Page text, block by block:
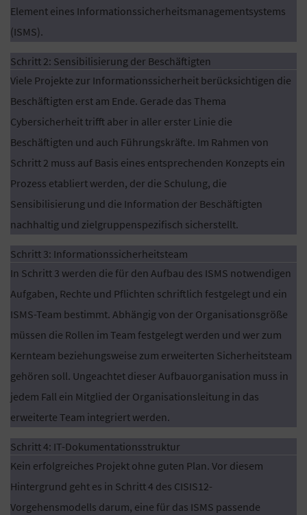
Element eines Informationssicherheitsmanagementsystems
(ISMS).
Schritt 2: Sensibilisierung der Beschäftigten
Viele Projekte zur Informationssicherheit berücksichtigen die
Beschäftigten erst am Ende. Gerade das Thema
Cybersicherheit trifft aber in aller erster Linie die
Beschäftigten und auch Führungskräfte. Im Rahmen von
Schritt 2 muss auf Basis eines entsprechenden Konzepts ein
Prozess etabliert werden, der die Schulung, die
Sensibilisierung und die Information der Beschäftigten
nachhaltig und zielgruppenspezifisch sicherstellt.
Schritt 3: Informationssicherheitsteam
In Schritt 3 werden die für den Aufbau des ISMS notwendigen
Aufgaben, Rechte und Pflichten schriftlich festgelegt und ein
ISMS-Team bestimmt. Abhängig von der Organisationsgröße
müssen die Rollen im Team festgelegt werden und wer zum
Kernteam beziehungsweise zum erweiterten Sicherheitsteam
gehören soll. Ungeachtet dieser Aufbauorganisation muss in
jedem Fall ein Mitglied der Organisationsleitung in das
erweiterte Team integriert werden.
Schritt 4: IT-Dokumentationsstruktur
Kein erfolgreiches Projekt ohne guten Plan. Vor diesem
Hintergrund geht es in Schritt 4 des CISIS12-
Vorgehensmodells darum, eine für das ISMS passende